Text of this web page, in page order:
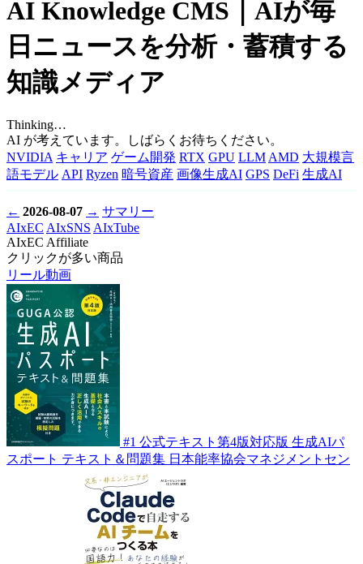
AI Knowledge CMS｜AIが毎
日ニュースを分析・蓄積する
知識メディア
Thinking…
AI が考えています。しばらくお待ちください。
NVIDIA キャリア ゲーム開発 RTX GPU LLMAMD 大規模言
語モデル API Ryzen 暗号資産 画像生成AI GPS DeFi 生成AI
← 2026-08-07 → サマリー
AIxEC AIxSNS AIxTube
AIxEC Affiliate
クリックが多い商品
リール動画
#1 公式テキスト第4版対応版 生成AIパ
スポート テキスト＆問題集 日本能率協会マネジメントセン